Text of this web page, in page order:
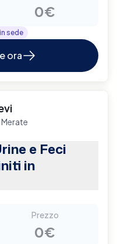
0€
sede
ora
e Feci
in
Prezzo
0€